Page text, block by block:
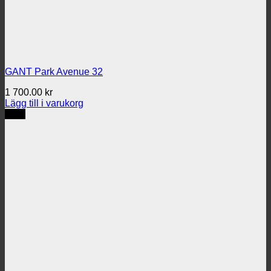
GANT Park Avenue 32
1 700.00 kr
Lägg till i varukorg